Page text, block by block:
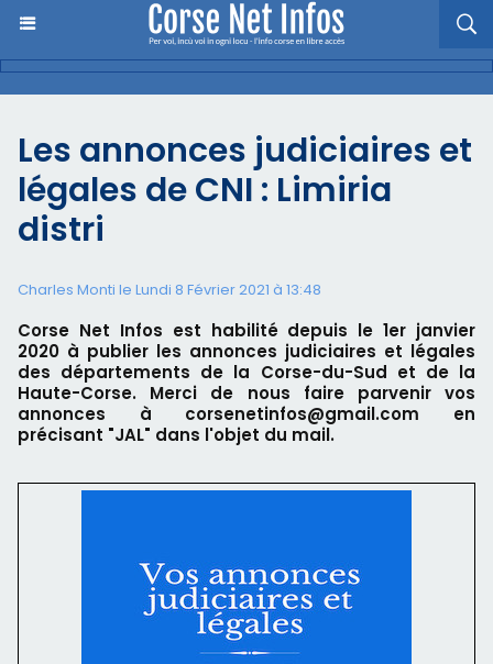
Les annonces judiciaires et
légales de CNI : Limiria
distri
Charles Monti le Lundi 8 Février 2021 à 13:48
Corse Net Infos est habilité depuis le 1er janvier
2020 à publier les annonces judiciaires et légales
des départements de la Corse-du-Sud et de la
Haute-Corse. Merci de nous faire parvenir vos
annonces à corsenetinfos@gmail.com en
précisant "JAL" dans l'objet du mail.